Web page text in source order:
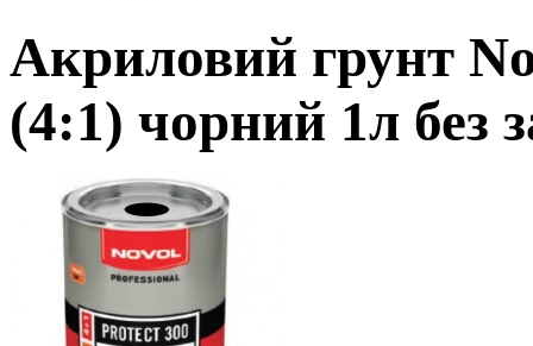
Акриловий грунт
(4:1) чорний 1л без